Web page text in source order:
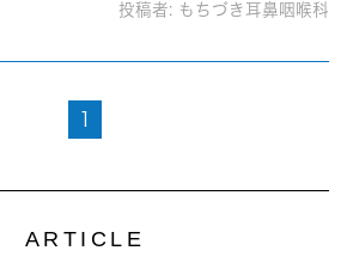
投稿者: もちづき耳鼻咽喉科
1
ARTICLE